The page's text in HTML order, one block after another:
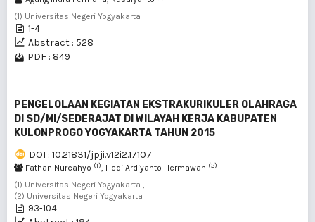
(1) Universitas Negeri Yogyakarta
1-4
Abstract : 528
PDF : 849
PENGELOLAAN KEGIATAN EKSTRAKURIKULER OLAHRAGA
DI SD/MI/SEDERAJAT DI WILAYAH KERJA KABUPATEN
KULONPROGO YOGYAKARTA TAHUN 2015
DOI : 10.21831/jpji.v12i2.17107
Fathan Nurcahyo (1), Hedi Ardiyanto Hermawan (2)
(1) Universitas Negeri Yogyakarta ,
(2) Universitas Negeri Yogyakarta
93-104